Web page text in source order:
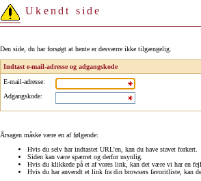
Ukendt side
Den side, du har forsøgt at hente er desværre ikke tilgængelig.
Indtast e-mail-adresse og adgangskode
E-mail-adresse:
Adgangskode:
Årsagen måske være en af følgende:
Hvis du selv har indtastet URL'en, kan du have stavet forkert.
Siden kan være spærret og derfor usynlig.
Hvis du klikkede på et af vores link, kan det være vi har en fejl
Hvis du har anvendt et link fra din browsers favoritliste, kan